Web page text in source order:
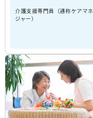
介護支援専門員（通称ケアマネ
ジャー）